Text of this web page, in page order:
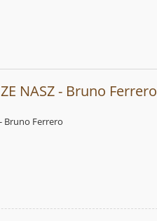
NASZ - Bruno Ferrero
- Bruno Ferrero